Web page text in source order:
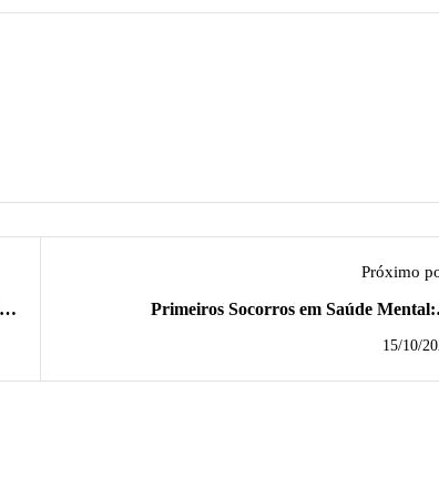
Próximo
Primeiros Socorros em Saúde
Capacitação Que Prepara Você Para Ser a
15/10/